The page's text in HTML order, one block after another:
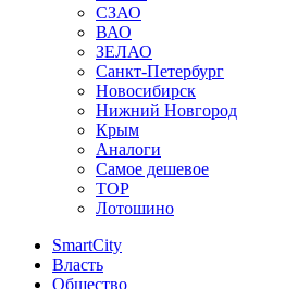
СЗАО
ВАО
ЗЕЛАО
Санкт-Петербург
Новосибирск
Нижний Новгород
Крым
Аналоги
Самое дешевое
TOP
Лотошино
SmartCity
Власть
Общество